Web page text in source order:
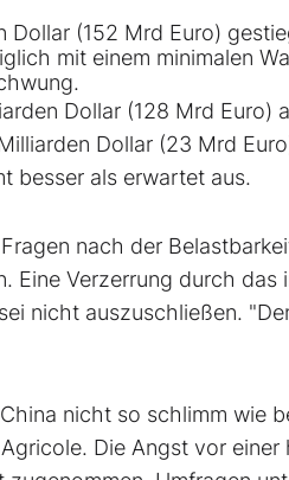
Dollar (152 Mrd Euro)
mit einem minimalen
Dollar (128 Mrd Euro)
Dollar (23 Mrd
besser als erwartet aus.
nach der
Eine Verzerrung durch das
nicht auszuschließen.
nicht so schlimm wie
Die Angst vor einer